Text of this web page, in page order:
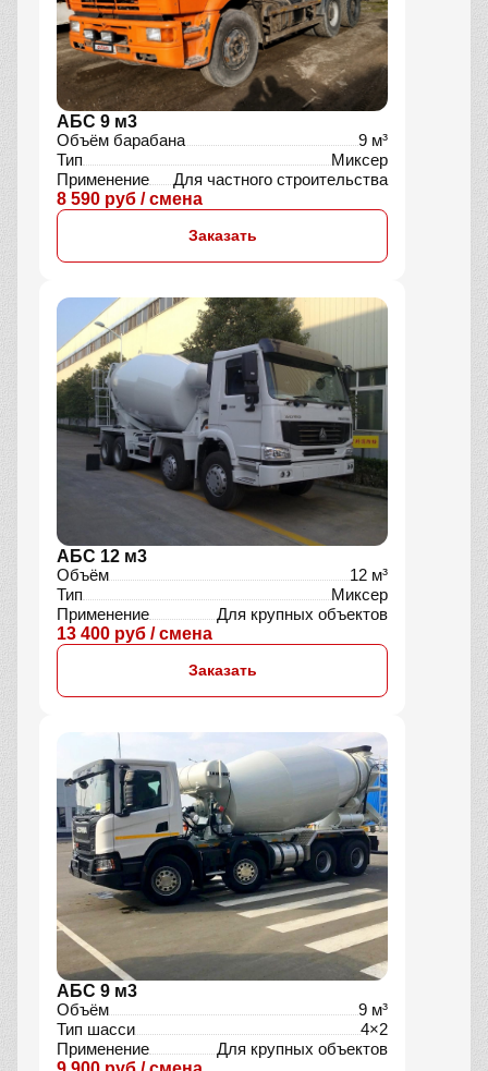
АБС 9 м3
Объём барабана
9 м³
Тип
Миксер
Применение
Для частного строительства
8 590 руб / смена
Заказать
АБС 12 м3
Объём
12 м³
Тип
Миксер
Применение
Для крупных объектов
13 400 руб / смена
Заказать
АБС 9 м3
Объём
9 м³
Тип шасси
4×2
Применение
Для крупных объектов